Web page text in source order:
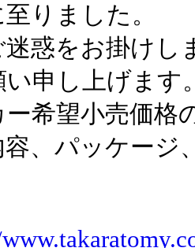
りました。
迷惑をお掛けし
い申し上げます
ー希望小売価格
容、パッケージ